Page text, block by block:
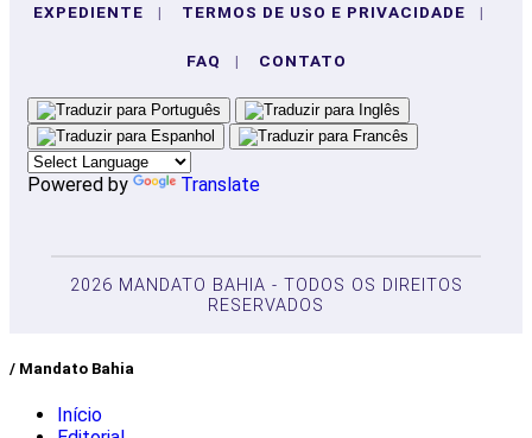
EXPEDIENTE | TERMOS DE USO E PRIVACIDADE |
FAQ | CONTATO
Powered by Translate
2026 MANDATO BAHIA - TODOS OS DIREITOS
RESERVADOS
/ Mandato Bahia
Início